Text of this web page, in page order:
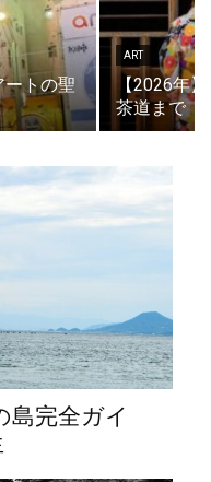
トの聖
ART
【2026年
茶道まで
島完全ガイ